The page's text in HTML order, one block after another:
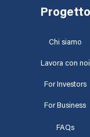
Progetto
Chi siamo
Lavora con noi
For Investors
For Business
FAQs